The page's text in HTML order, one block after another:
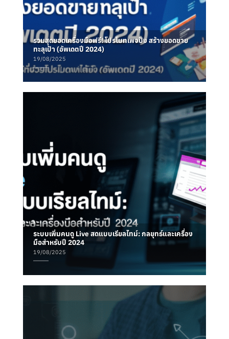
รวมสุดยอดเครื่องมือฟรี! โปรโมทเพจปัง สร้างยอดขาย
ทะลุเป้า (อัพเดตปี 2024)
19/08/2025
ระบบเพิ่มคนดู Live สดแบบเรียลไทม์: กลยุทธ์และเครื่อง
มือสำหรับปี 2024
19/08/2025